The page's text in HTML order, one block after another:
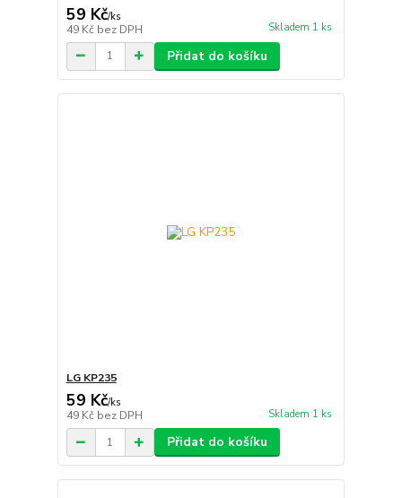
59 Kč/ks
49 Kč bez DPH Skladem 1 ks
Přidat do košíku
LG KP235
59 Kč/ks
49 Kč bez DPH Skladem 1 ks
Přidat do košíku